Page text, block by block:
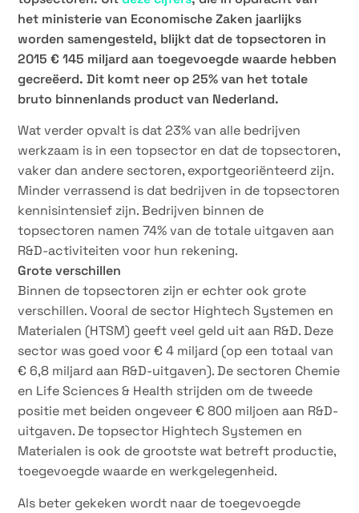
het ministerie van Economische Zaken jaarlijks
worden samengesteld, blijkt dat de topsectoren in
2015 € 145 miljard aan toegevoegde waarde hebben
gecreëerd. Dit komt neer op 25% van het totale
bruto binnenlands product van Nederland.
Wat verder opvalt is dat 23% van alle bedrijven
werkzaam is in een topsector en dat de topsectoren,
vaker dan andere sectoren, exportgeoriënteerd zijn.
Minder verrassend is dat bedrijven in de topsectoren
kennisintensief zijn. Bedrijven binnen de
topsectoren namen 74% van de totale uitgaven aan
R&D-activiteiten voor hun rekening.
Grote verschillen
Binnen de topsectoren zijn er echter ook grote
verschillen. Vooral de sector Hightech Systemen en
Materialen (HTSM) geeft veel geld uit aan R&D. Deze
sector was goed voor € 4 miljard (op een totaal van
€ 6,8 miljard aan R&D-uitgaven). De sectoren Chemie
en Life Sciences & Health strijden om de tweede
positie met beiden ongeveer € 800 miljoen aan R&D-
uitgaven. De topsector Hightech Systemen en
Materialen is ook de grootste wat betreft productie,
toegevoegde waarde en werkgelegenheid.
Als beter gekeken wordt naar de toegevoegde